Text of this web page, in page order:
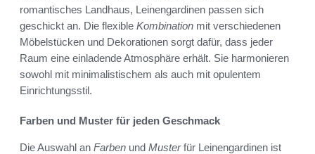
romantisches Landhaus, Leinengardinen passen sich
geschickt an. Die flexible Kombination mit verschiedenen
Möbelstücken und Dekorationen sorgt dafür, dass jeder
Raum eine einladende Atmosphäre erhält. Sie harmonieren
sowohl mit minimalistischem als auch mit opulentem
Einrichtungsstil.
Farben und Muster für jeden Geschmack
Die Auswahl an Farben und Musterfür Leinengardinen ist